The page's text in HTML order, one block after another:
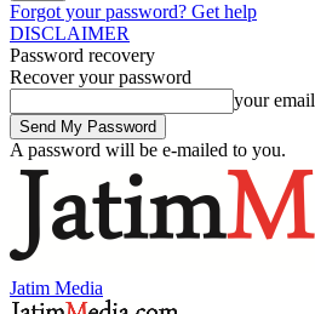
Forgot your password? Get help
DISCLAIMER
Password recovery
Recover your password
your email
A password will be e-mailed to you.
Jatim Media